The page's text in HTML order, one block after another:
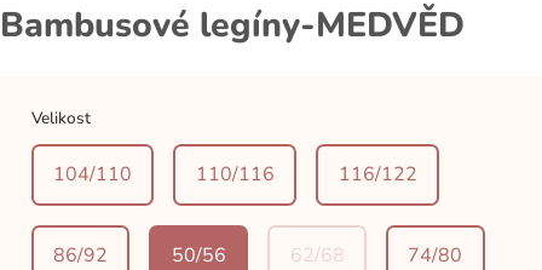
Bambusové legíny-MEDVĚD
Velikost
104/110 110/116 116/122
86/92 50/56 62/68 74/80